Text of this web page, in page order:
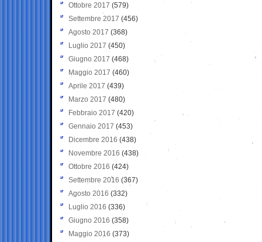
Ottobre 2017 (579)
Settembre 2017 (456)
Agosto 2017 (368)
Luglio 2017 (450)
Giugno 2017 (468)
Maggio 2017 (460)
Aprile 2017 (439)
Marzo 2017 (480)
Febbraio 2017 (420)
Gennaio 2017 (453)
Dicembre 2016 (438)
Novembre 2016 (438)
Ottobre 2016 (424)
Settembre 2016 (367)
Agosto 2016 (332)
Luglio 2016 (336)
Giugno 2016 (358)
Maggio 2016 (373)